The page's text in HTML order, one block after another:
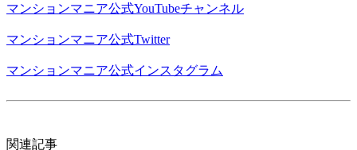
マンションマニア公式YouTubeチャンネル
マンションマニア公式Twitter
マンションマニア公式インスタグラム
関連記事